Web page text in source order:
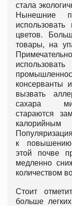
стала
Нынешние
использовать
цветов.
товары, на
консерванты
вызвать
сахара
стараются
к повышению
этой почве
медленно
количеством
Стоит
больше